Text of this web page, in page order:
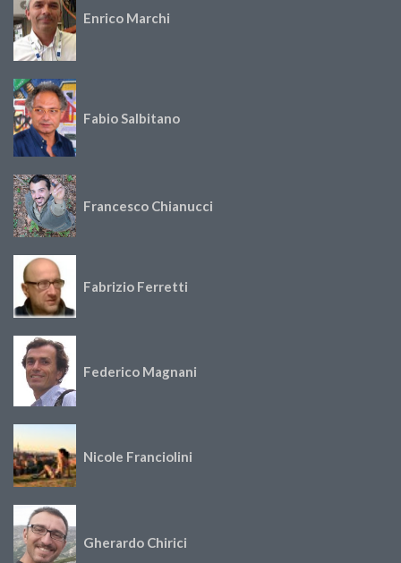
Enrico Marchi
Fabio Salbitano
Francesco Chianucci
Fabrizio Ferretti
Federico Magnani
Nicole Franciolini
Gherardo Chirici